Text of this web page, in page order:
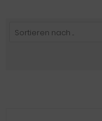
Sortieren nach ...